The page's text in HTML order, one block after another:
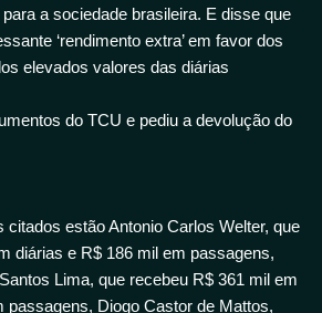
a sociedade brasileira. E disse que
‘rendimento extra’ em favor dos
elevados valores das diárias
do TCU e pediu a devolução do
citados estão Antonio Carlos Welter, que
diárias e R$ 186 mil em passagens,
Lima, que recebeu R$ 361 mil em
passagens, Diogo Castor de Mattos,